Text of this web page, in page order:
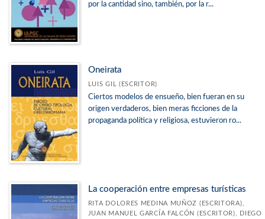
por la cantidad sino, también, por la r...
Oneirata
LUIS GIL (ESCRITOR)
Ciertos modelos de ensueño, bien fueran en su
origen verdaderos, bien meras ficciones de la
propaganda política y religiosa, estuvieron ro...
La cooperación entre empresas turísticas
RITA DOLORES MEDINA MUÑOZ (ESCRITORA),
JUAN MANUEL GARCÍA FALCÓN (ESCRITOR), DIEGO